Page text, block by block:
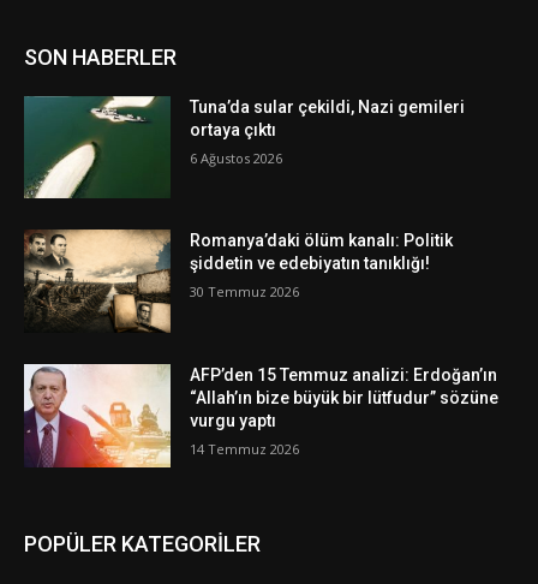
SON HABERLER
Tuna’da sular çekildi, Nazi gemileri
ortaya çıktı
6 Ağustos 2026
Romanya’daki ölüm kanalı: Politik
şiddetin ve edebiyatın tanıklığı!
30 Temmuz 2026
AFP’den 15 Temmuz analizi: Erdoğan’ın
“Allah’ın bize büyük bir lütfudur” sözüne
vurgu yaptı
14 Temmuz 2026
POPÜLER KATEGORİLER